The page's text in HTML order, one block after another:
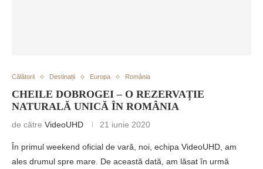
Călătorii Destinații Europa România
CHEILE DOBROGEI – O REZERVAȚIE
NATURALĂ UNICĂ ÎN ROMÂNIA
de către VideoUHD 21 iunie 2020
În primul weekend oficial de vară, noi, echipa VideoUHD, am
ales drumul spre mare. De această dată, am lăsat în urmă